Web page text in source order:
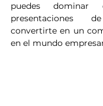
puedes
presentaciones
convertirte en un
en el mundo